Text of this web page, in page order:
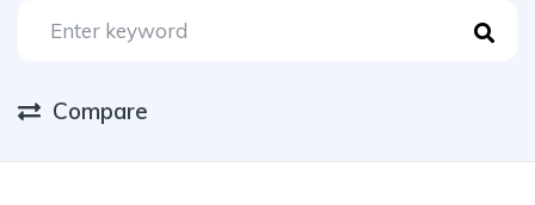
Compare